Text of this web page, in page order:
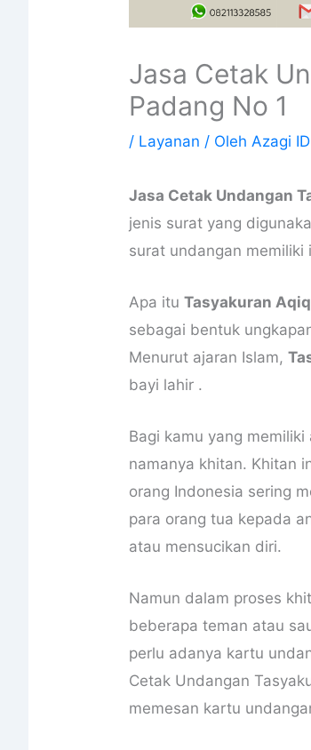
Jasa Cetak
Padang No 1
/ Layanan / Oleh Azagi ID
Jasa Cetak Undangan
jenis surat yang
surat undangan
Apa ituTasyakuran
sebagai bentuk
Menurut ajaran Islam,
bayi lahir .
Bagi kamu yang
namanya khitan. Khitan
orang Indonesia sering
para orang tua kepada
atau mensucikan diri.
Namun dalam proses
beberapa teman atau
perlu adanya kartu
Cetak Undangan
memesan kartu